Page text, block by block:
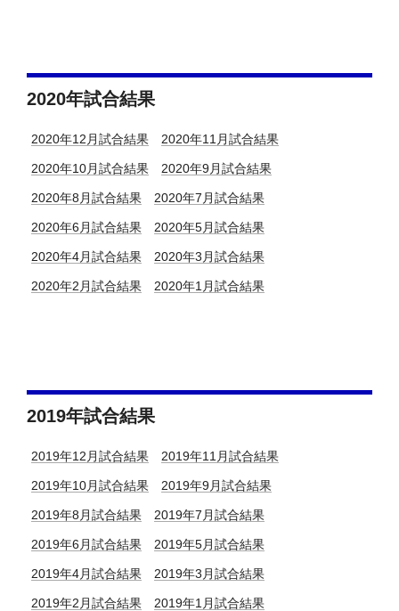
2020年試合結果
2020年12月試合結果 2020年11月試合結果
2020年10月試合結果 2020年9月試合結果
2020年8月試合結果 2020年7月試合結果
2020年6月試合結果 2020年5月試合結果
2020年4月試合結果 2020年3月試合結果
2020年2月試合結果 2020年1月試合結果
2019年試合結果
2019年12月試合結果 2019年11月試合結果
2019年10月試合結果 2019年9月試合結果
2019年8月試合結果 2019年7月試合結果
2019年6月試合結果 2019年5月試合結果
2019年4月試合結果 2019年3月試合結果
2019年2月試合結果 2019年1月試合結果